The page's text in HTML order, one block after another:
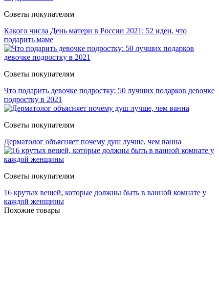
Советы покупателям
Какого числа День матери в России 2021: 52 идеи, что
подарить маме
Советы покупателям
Что подарить девочке подростку: 50 лучших подарков девочке
подростку в 2021
Советы покупателям
Дерматолог объясняет почему душ лучше, чем ванна
Советы покупателям
16 крутых вещей, которые должны быть в ванной комнате у
каждой женщины
Похожие товары